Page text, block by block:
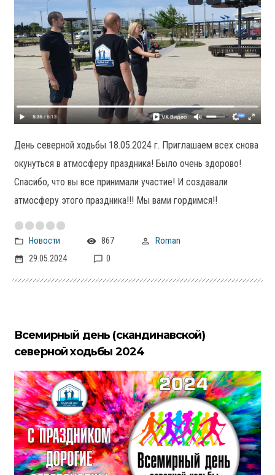
День северной ходьбы 18.05.2024 г. Приглашаем всех снова
окунуться в атмосферу праздника! Было очень здорово!
Спасибо, что вы все принимали участие! И создавали
атмосферу этого праздника!!! Мы вами гордимся!!
Новости 867
Roman
29.05.2024
0
Всемирный день (скандинавской)
северной ходьбы 2024